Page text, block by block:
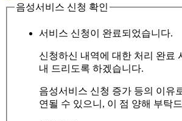
음성서비스 신청 확인
서비스 신청이 완료되었습니다.
신청하신 내역에 대한 처리 완료
내 드리도록 하겠습니다.
음성서비스 신청 증가 등의 이유
연될 수 있으니, 이 점 양해 부탁